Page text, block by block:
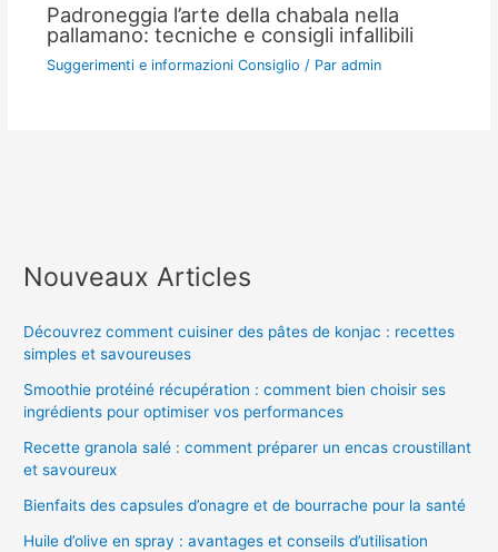
Padroneggia l’arte della chabala nella
pallamano: tecniche e consigli infallibili
Suggerimenti e informazioni Consiglio / Par admin
Nouveaux Articles
Découvrez comment cuisiner des pâtes de konjac : recettes
simples et savoureuses
Smoothie protéiné récupération : comment bien choisir ses
ingrédients pour optimiser vos performances
Recette granola salé : comment préparer un encas croustillant
et savoureux
Bienfaits des capsules d’onagre et de bourrache pour la santé
Huile d’olive en spray : avantages et conseils d’utilisation